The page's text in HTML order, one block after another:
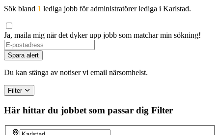
Sök bland 1 lediga jobb för administratörer lediga i Karlstad.
Ja, maila mig när det dyker upp jobb som matchar min sökning!
Spara alert
Du kan stänga av notiser vi email närsomhelst.
Filter
Här hittar du jobbet som passar dig Filter